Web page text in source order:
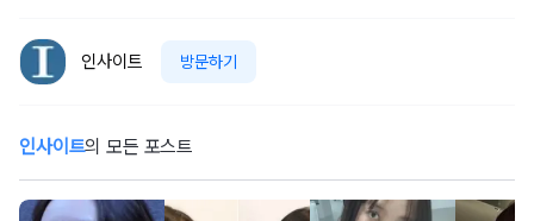
인사이트 방문하기
인사이트의 모든 포스트